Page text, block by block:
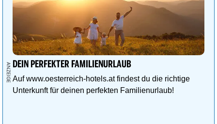
DEIN PERFEKTER FAMILIENURLAUB
Auf www.oesterreich-hotels.at findest du die richtige
Unterkunft für deinen perfekten Familienurlaub!